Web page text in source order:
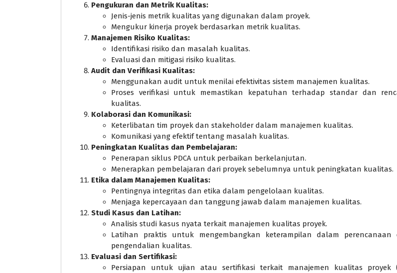
Pengukuran dan Metrik Kualitas:
Jenis-jenis metrik kualitas yang digunakan dalam proyek.
Mengukur kinerja proyek berdasarkan metrik kualitas.
Manajemen Risiko Kualitas:
Identifikasi risiko dan masalah kualitas.
Evaluasi dan mitigasi risiko kualitas.
Audit dan Verifikasi Kualitas:
Menggunakan audit untuk menilai efektivitas sistem manajemen kualitas.
Proses verifikasi untuk memastikan kepatuhan terhadap standar dan
kualitas.
Kolaborasi dan Komunikasi:
Keterlibatan tim proyek dan stakeholder dalam manajemen kualitas.
Komunikasi yang efektif tentang masalah kualitas.
Peningkatan Kualitas dan Pembelajaran:
Penerapan siklus PDCA untuk perbaikan berkelanjutan.
Menerapkan pembelajaran dari proyek sebelumnya untuk peningkatan kualitas.
Etika dalam Manajemen Kualitas:
Pentingnya integritas dan etika dalam pengelolaan kualitas.
Menjaga kepercayaan dan tanggung jawab dalam manajemen kualitas.
Studi Kasus dan Latihan:
Analisis studi kasus nyata terkait manajemen kualitas proyek.
Latihan praktis untuk mengembangkan keterampilan dalam perencanaan
pengendalian kualitas.
Evaluasi dan Sertifikasi:
Persiapan untuk ujian atau sertifikasi terkait manajemen kualitas proyek